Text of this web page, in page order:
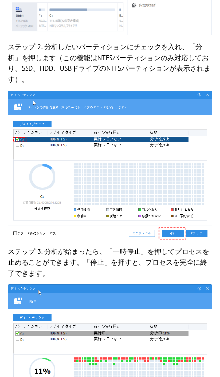
ステップ 2. 分析したいパーティションにチェックを入れ、「分
析」を押します（この機能はNTFSパーティションのみ対応してお
り、SSD、HDD、USBドライブのNTFSパーティションが表示されま
す）。
ステップ 3. 分析が始まったら、「一時停止」を押してプロセスを
止めることができます。「停止」を押すと、プロセスを完全に終
了できます。